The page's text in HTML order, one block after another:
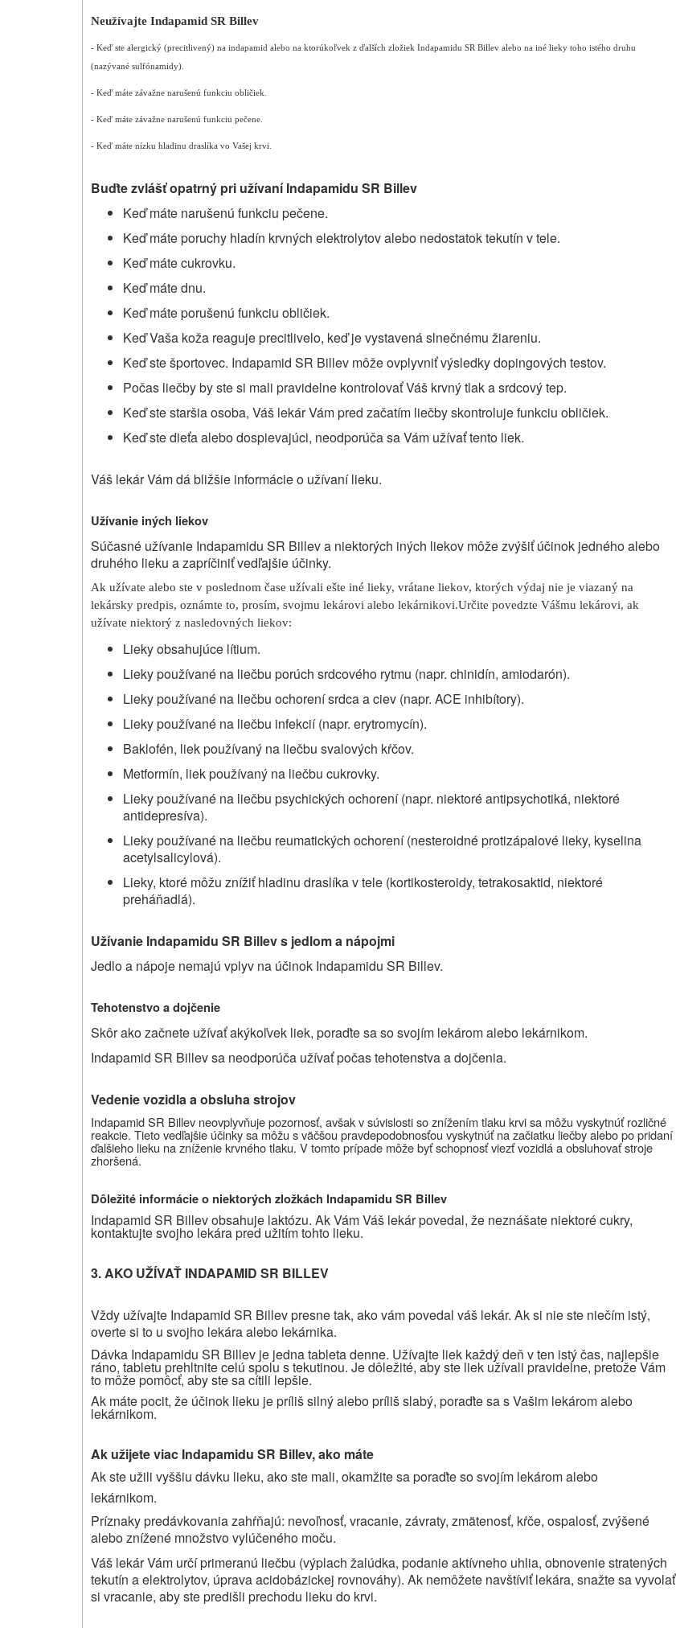
Neužívajte Indapamid SR Billev
- Keď ste alergický (precitlivený) na indapamid alebo na ktorúkoľvek z ďalších zložiek Indapamidu SR Billev alebo na iné lieky toho istého druhu
(nazývané sulfónamidy).
- Keď máte závažne narušenú funkciu obličiek.
- Keď máte závažne narušenú funkciu pečene.
- Keď máte nízku hladinu draslíka vo Vašej krvi.
Buďte zvlášť opatrný pri užívaní Indapamidu SR Billev
Keď máte narušenú funkciu pečene.
Keď máte poruchy hladín krvných elektrolytov alebo nedostatok tekutín v tele.
Keď máte cukrovku.
Keď máte dnu.
Keď máte porušenú funkciu obličiek.
Keď Vaša koža reaguje precitlivelo, keď je vystavená slnečnému žiareniu.
Keď ste športovec. Indapamid SR Billev môže ovplyvniť výsledky dopingových testov.
Počas liečby by ste si mali pravidelne kontrolovať Váš krvný tlak a srdcový tep.
Keď ste staršia osoba, Váš lekár Vám pred začatím liečby skontroluje funkciu obličiek.
Keď ste dieťa alebo dospievajúci, neodporúča sa Vám užívať tento liek.
Váš lekár Vám dá bližšie informácie o užívaní lieku.
Užívanie iných liekov
Súčasné užívanie Indapamidu SR Billev a niektorých iných liekov môže zvýšiť účinok jedného alebo
druhého lieku a zapríčiniť vedľajšie účinky.
Ak užívate alebo ste v poslednom čase užívali ešte iné lieky, vrátane liekov, ktorých výdaj nie je viazaný na
lekársky predpis, oznámte to, prosím, svojmu lekárovi alebo lekárnikovi.Určite povedzte Vášmu lekárovi, ak
užívate niektorý z nasledovných liekov:
Lieky obsahujúce lítium.
Lieky používané na liečbu porúch srdcového rytmu (napr. chinidín, amiodarón).
Lieky používané na liečbu ochorení srdca a ciev (napr. ACE inhibítory).
Lieky používané na liečbu infekcií (napr. erytromycín).
Baklofén, liek používaný na liečbu svalových kŕčov.
Metformín, liek používaný na liečbu cukrovky.
Lieky používané na liečbu psychických ochorení (napr. niektoré antipsychotiká, niektoré
antidepresíva).
Lieky používané na liečbu reumatických ochorení (nesteroidné protizápalové lieky, kyselina
acetylsalicylová).
Lieky, ktoré môžu znížiť hladinu draslíka v tele (kortikosteroidy, tetrakosaktid, niektoré
preháňadlá).
Užívanie Indapamidu SR Billev s jedlom a nápojmi
Jedlo a nápoje nemajú vplyv na účinok Indapamidu SR Billev.
Tehotenstvo a dojčenie
Skôr ako začnete užívať akýkoľvek liek, poraďte sa so svojím lekárom alebo lekárnikom.
Indapamid SR Billev sa neodporúča užívať počas tehotenstva a dojčenia.
Vedenie vozidla a obsluha strojov
Indapamid SR Billev neovplyvňuje pozornosť, avšak v súvislosti so znížením tlaku krvi sa môžu vyskytnúť rozličné
reakcie. Tieto vedľajšie účinky sa môžu s väčšou pravdepodobnosťou vyskytnúť na začiatku liečby alebo po pridaní
ďalšieho lieku na zníženie krvného tlaku. V tomto prípade môže byť schopnosť viezť vozidlá a obsluhovať stroje
zhoršená.
Dôležité informácie o niektorých zložkách Indapamidu SR Billev
Indapamid SR Billev obsahuje laktózu. Ak Vám Váš lekár povedal, že neznášate niektoré cukry,
kontaktujte svojho lekára pred užitím tohto lieku.
3. AKO UŽÍVAŤ INDAPAMID SR BILLEV
Vždy užívajte Indapamid SR Billev presne tak, ako vám povedal váš lekár. Ak si nie ste niečím istý,
overte si to u svojho lekára alebo lekárnika.
Dávka Indapamidu SR Billev je jedna tableta denne. Užívajte liek každý deň v ten istý čas, najlepšie
ráno, tabletu prehltnite celú spolu s tekutinou. Je dôležité, aby ste liek užívali pravidelne, pretože Vám
to môže pomôcť, aby ste sa cítili lepšie.
Ak máte pocit, že účinok lieku je príliš silný alebo príliš slabý, poraďte sa s Vašim lekárom alebo
lekárnikom.
Ak užijete viac Indapamidu SR Billev, ako máte
Ak ste užili vyššiu dávku lieku, ako ste mali, okamžite sa poraďte so svojím lekárom alebo
lekárnikom.
Príznaky predávkovania zahŕňajú: nevoľnosť, vracanie, závraty, zmätenosť, kŕče, ospalosť, zvýšené
alebo znížené množstvo vylúčeného moču.
Váš lekár Vám určí primeranú liečbu (výplach žalúdka, podanie aktívneho uhlia, obnovenie stratených
tekutín a elektrolytov, úprava acidobázickej rovnováhy). Ak nemôžete navštíviť lekára, snažte sa vyvolať
si vracanie, aby ste predišli prechodu lieku do krvi.